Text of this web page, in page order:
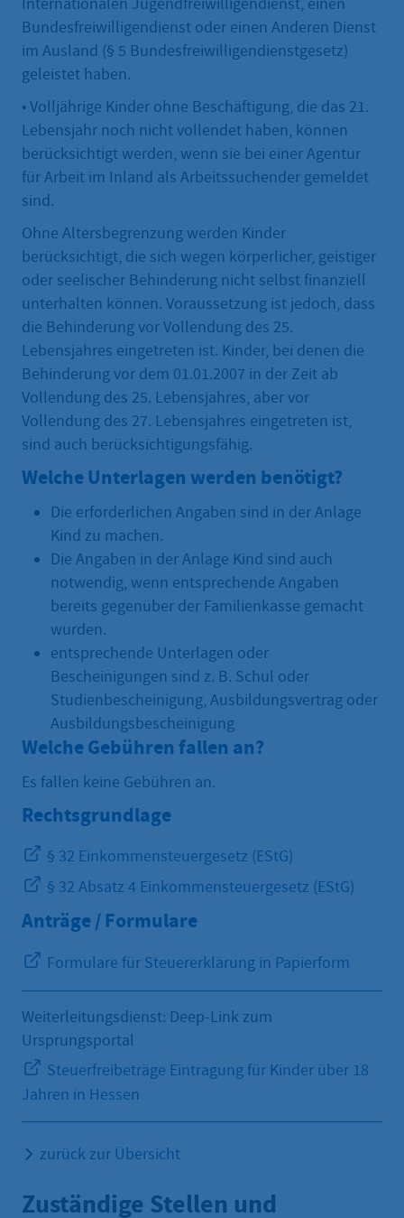
Bundesfreiwilligendienst oder einen Anderen Dienst
im Ausland (§ 5 Bundesfreiwilligen­dienstgesetz)
geleistet haben.
• Volljährige Kinder ohne Beschäftigung, die das 21.
Lebensjahr noch nicht vollendet haben, können
berücksichtigt werden, wenn sie bei einer Agentur
für Arbeit im Inland als Arbeitssuchender gemeldet
sind.
Ohne Altersbegrenzung werden Kinder
berücksichtigt, die sich wegen körperlicher, geistiger
oder seelischer Behinderung nicht selbst finanziell
unterhalten können. Voraussetzung ist jedoch, dass
die Behinderung vor Vollendung des 25.
Lebensjahres eingetreten ist. Kinder, bei denen die
Behinderung vor dem 01.01.2007 in der Zeit ab
Vollendung des 25. Lebensjahres, aber vor
Vollendung des 27. Lebensjahres eingetreten ist,
sind auch berücksichtigungsfähig.
Welche Unterlagen werden benötigt?
Die erforderlichen Angaben sind in der Anlage
Kind zu machen.
Die Angaben in der Anlage Kind sind auch
notwendig, wenn entsprechende Angaben
bereits gegenüber der Familienkasse gemacht
wurden.
entsprechende Unterlagen oder
Bescheinigungen sind z. B. Schul oder
Studienbescheinigung, Ausbildungsvertrag oder
Ausbildungsbescheinigung
Welche Gebühren fallen an?
Es fallen keine Gebühren an.
Rechtsgrundlage
§ 32 Einkommensteuergesetz (EStG)
§ 32 Absatz 4 Einkommensteuergesetz (EStG)
Anträge / Formulare
Formulare für Steuererklärung in Papierform
Weiterleitungsdienst: Deep-Link zum
Ursprungsportal
Steuerfreibeträge Eintragung für Kinder über 18
Jahren in Hessen
zurück zur Übersicht
Zuständige Stellen und